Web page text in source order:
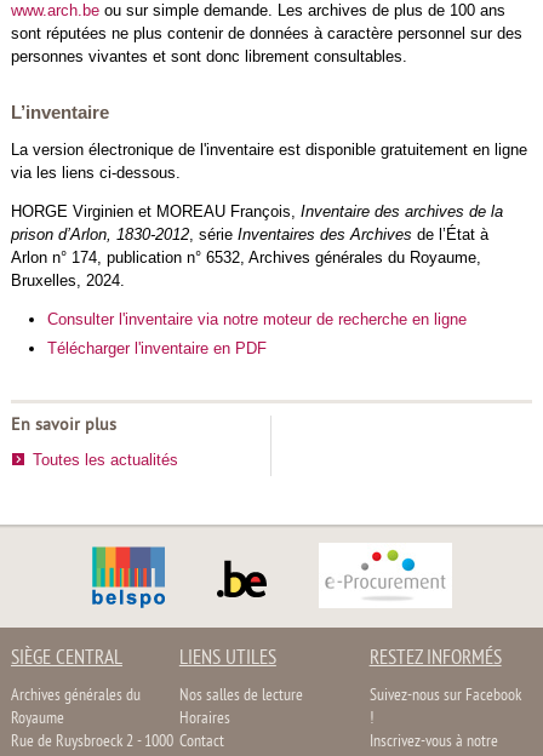
www.arch.beou sur simple demande. Les archives de plus de 100 ans
sont réputées ne plus contenir de données à caractère personnel sur des
personnes vivantes et sont donc librement consultables.
L’inventaire
La version électronique de l'inventaire est disponible gratuitement en ligne
via les liens ci-dessous.
HORGE Virginien et MOREAU François, Inventaire des archives de la
prison d’Arlon, 1830-2012, série Inventaires des Archives de l’État à
Arlon n° 174, publication n° 6532, Archives générales du Royaume,
Bruxelles, 2024.
Consulter l'inventaire via notre moteur de recherche en ligne
Télécharger l'inventaire en PDF
En savoir plus
Toutes les actualités
SIÈGE CENTRAL
Archives générales du
Royaume
Rue de Ruysbroeck 2 - 1000
LIENS UTILES
Nos salles de lecture
Horaires
Contact
RESTEZ INFORMÉS
Suivez-nous sur Facebook
!
Inscrivez-vous à notre